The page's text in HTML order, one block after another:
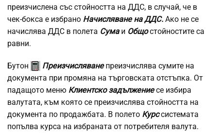
преизчислена със стойността на ДДС, в случай, че в
чек-бокса е избрано Начисляване на ДДС. Ако не се
начислява ДДС в полета Сумаи Общостойностите са
равни.
Бутон Преизчисляване преизчислява сумите на
документа при промяна на търговската отстъпка. От
падащото меню Клиентско задължениесе избира
валутата, към която се преизчислява стойността на
документа по продажбата. В полето Курссистемата
попълва курса на избраната от потребителя валута.